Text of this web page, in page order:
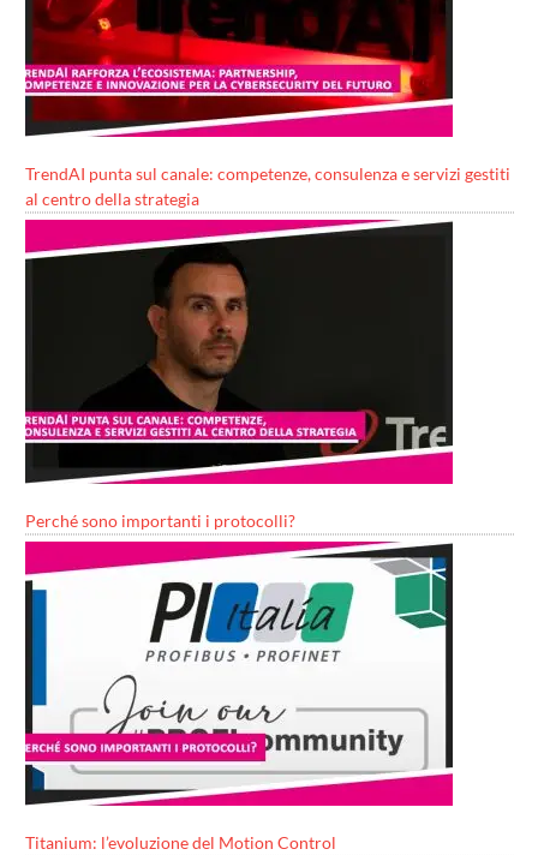
TrendAI punta sul canale: competenze, consulenza e servizi gestiti
al centro della strategia
Perché sono importanti i protocolli?
Titanium: l’evoluzione del Motion Control